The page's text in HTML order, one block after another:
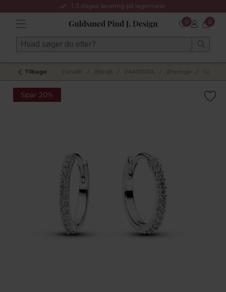
1-3 dages levering på lagervarer
0 0
Tilbage Forside Brands PANDORA Øreringe Creoler
Spar 20%